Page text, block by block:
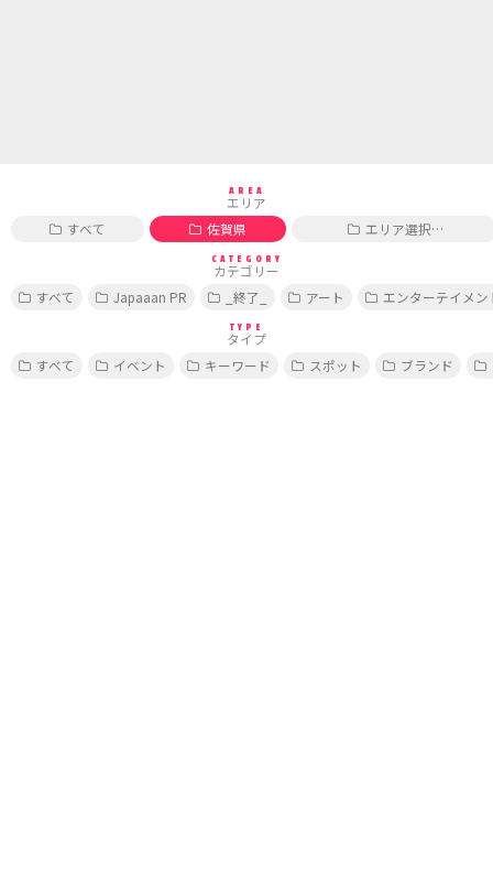
AREA
エリア
すべて
佐賀県 エリア選択…
CATEGORY
カテゴリー
すべて
Japaaan PR _終了_ アート エンターテイメン
TYPE
タイプ
すべて
イベント キーワード スポット ブランド